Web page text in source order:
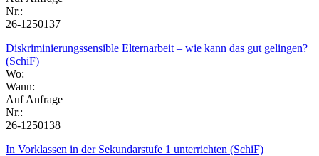
Nr.:
26-1250137
Diskriminierungssensible Elternarbeit – wie kann das gut gelingen?
(SchiF)
Wo:
Wann:
Auf Anfrage
Nr.:
26-1250138
In Vorklassen in der Sekundarstufe 1 unterrichten (SchiF)